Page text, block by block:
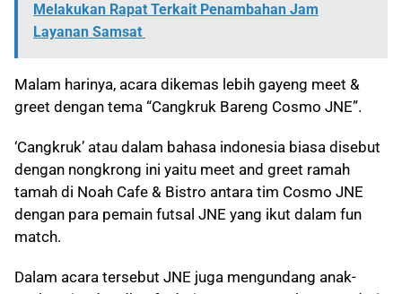
Melakukan Rapat Terkait Penambahan Jam
Layanan Samsat
Malam harinya, acara dikemas lebih gayeng meet &
greet dengan tema “Cangkruk Bareng Cosmo JNE”.
‘Cangkruk’ atau dalam bahasa indonesia biasa disebut
dengan nongkrong ini yaitu meet and greet ramah
tamah di Noah Cafe & Bistro antara tim Cosmo JNE
dengan para pemain futsal JNE yang ikut dalam fun
match.
Dalam acara tersebut JNE juga mengundang anak-